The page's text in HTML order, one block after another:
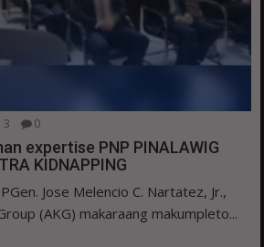
3 0
expertise PNP PINALAWIG
KIDNAPPING
Jose Melencio C. Nartatez, Jr.,
(AKG) makaraang makumpleto...